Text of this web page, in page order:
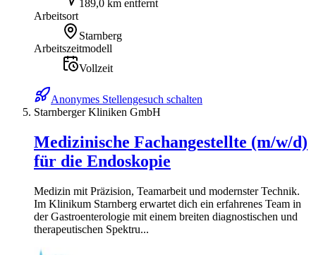
189,0 km entfernt
Arbeitsort
Starnberg
Arbeitszeitmodell
Vollzeit
Anonymes Stellengesuch schalten
Starnberger Kliniken GmbH
Medizinische Fachangestellte (m/w/d)
für die Endoskopie
Medizin mit Präzision, Teamarbeit und modernster Technik.
Im Klinikum Starnberg erwartet dich ein erfahrenes Team in
der Gastroenterologie mit einem breiten diagnostischen und
therapeutischen Spektru...